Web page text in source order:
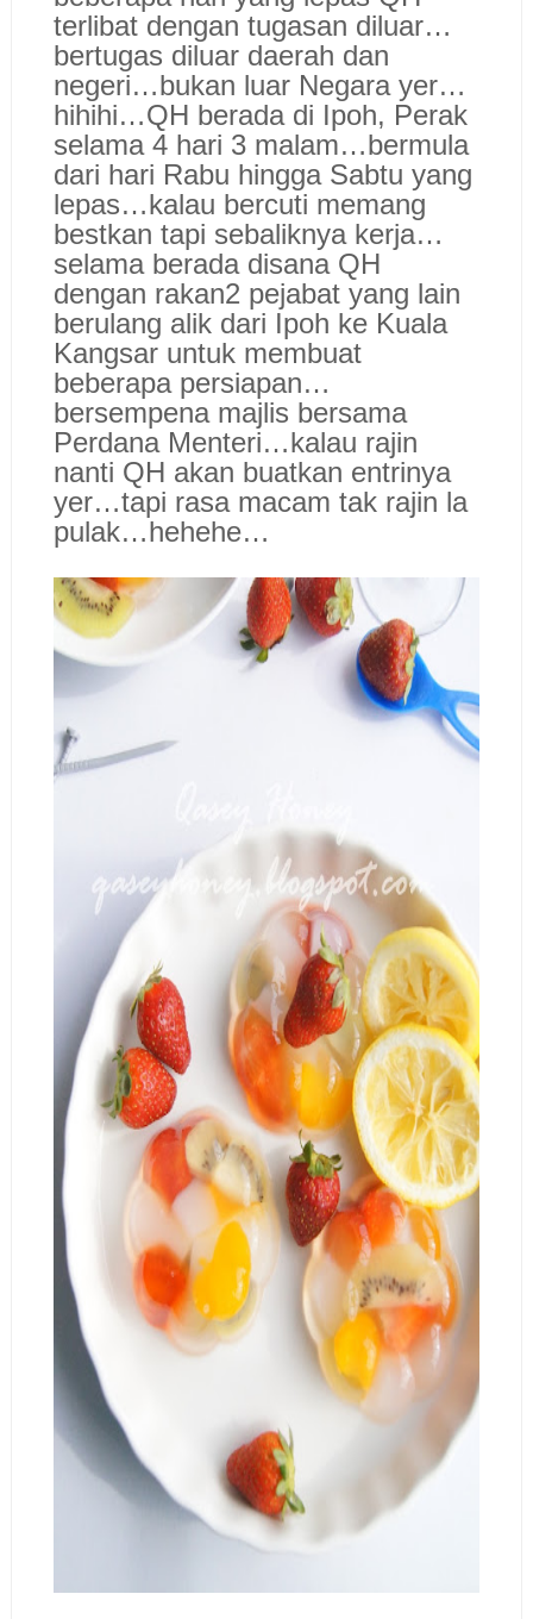
terlibat dengan tugasan diluar…
bertugas diluar daerah dan
negeri…bukan luar Negara yer…
hihihi…QH berada di Ipoh, Perak
selama 4 hari 3 malam…bermula
dari hari Rabu hingga Sabtu yang
lepas…kalau bercuti memang
bestkan tapi sebaliknya kerja…
selama berada disana QH
dengan rakan2 pejabat yang lain
berulang alik dari Ipoh ke Kuala
Kangsar untuk membuat
beberapa persiapan…
bersempena majlis bersama
Perdana Menteri…kalau rajin
nanti QH akan buatkan entrinya
yer…tapi rasa macam tak rajin la
pulak…hehehe…